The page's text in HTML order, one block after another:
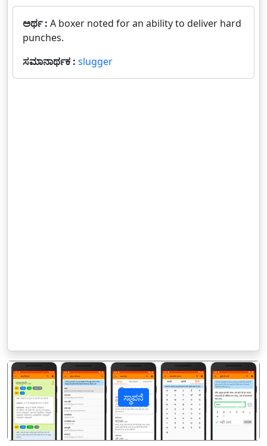
ಅರ್ಥ : A boxer noted for an ability to deliver hard
punches.
ಸಮಾನಾರ್ಥಕ : slugger
ಸ್ಥಾಪನೆ
पिछला